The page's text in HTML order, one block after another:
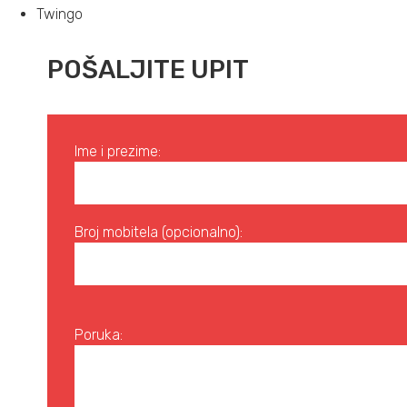
Twingo
POŠALJITE UPIT
Ime i prezime:
Broj mobitela (opcionalno):
Poruka: